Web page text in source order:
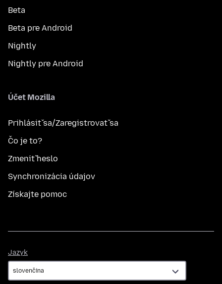
Beta
Beta pre Android
Nightly
Nightly pre Android
Účet Mozilla
Prihlásiť sa/Zaregistrovať sa
Čo je to?
Zmeniť heslo
Synchronizácia údajov
Získajte pomoc
Jazyk